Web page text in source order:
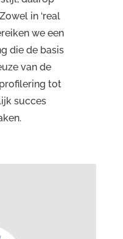
in ‘real
we een
die de basis
van de
tot
succes